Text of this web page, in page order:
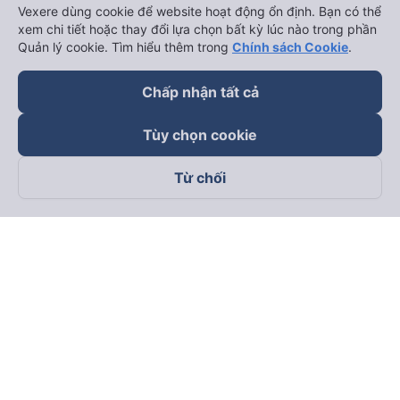
Vexere dùng cookie để website hoạt động ổn định. Bạn có thể
xem chi tiết hoặc thay đổi lựa chọn bất kỳ lúc nào trong phần
Quản lý cookie. Tìm hiểu thêm trong Chính sách Cookie.
Chấp nhận tất cả
Tùy chọn cookie
Từ chối